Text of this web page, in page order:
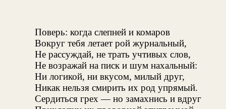
Поверь: когда слепней и комаров
Вокруг тебя летает рой журнальный,
Не рассуждай, не трать учтивых слов,
Не возражай на писк и шум нахальный:
Ни логикой, ни вкусом, милый друг,
Никак нельзя смирить их род упрямый.
Сердиться грех — но замахнись и вдруг